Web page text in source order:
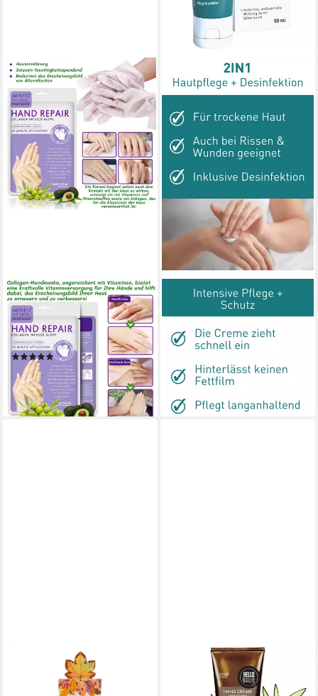
ALIVER
Handcreme Pflegecreme
Handpflege Handmaske Anti-
Falten Aliver, 1-tlg.
(2)
ab 9,99 €
lieferbar - in 2-3 Werktagen bei dir
N1 HEALTHCARE
Handcreme N1 Mikrosilber
Handcreme, 50ml, Desinfiziert
und pflegt die Haut
ab 10,90 €
(218,00 €/ 1 l)
lieferbar - in 4-5 Werktagen bei dir